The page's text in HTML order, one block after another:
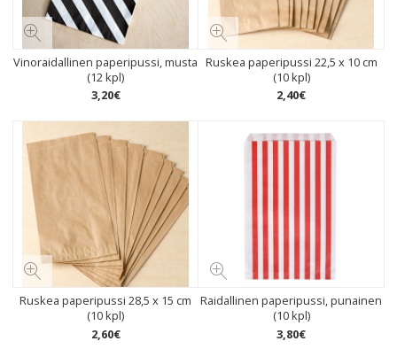
Vinoraidallinen paperipussi, musta
(12 kpl)
3,20€
Ruskea paperipussi 22,5 x 10 cm
(10 kpl)
2,40€
Ruskea paperipussi 28,5 x 15 cm
(10 kpl)
2,60€
Raidallinen paperipussi, punainen
(10 kpl)
3,80€